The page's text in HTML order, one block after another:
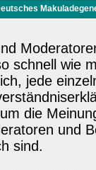
schnell wie
jede
die
und
sind.